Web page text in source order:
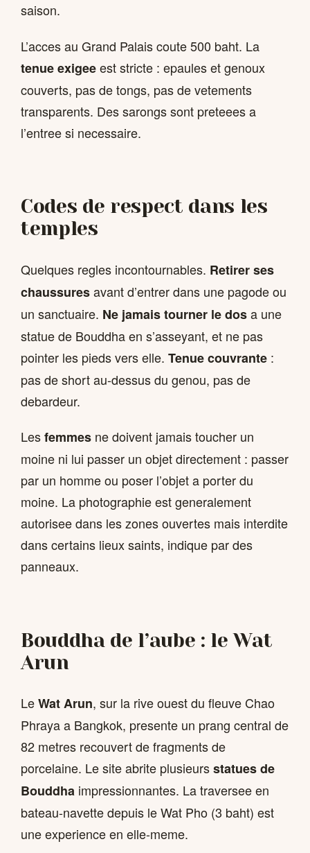
saison.
L’acces au Grand Palais coute 500 baht. La
tenue exigeeest stricte : epaules et genoux
couverts, pas de tongs, pas de vetements
transparents. Des sarongs sont preteees a
l’entree si necessaire.
Codes de respect dans les
temples
Quelques regles incontournables. Retirer ses
chaussuresavant d’entrer dans une pagode ou
un sanctuaire. Ne jamais tourner le dosa une
statue de Bouddha en s’asseyant, et ne pas
pointer les pieds vers elle. Tenue couvrante :
pas de short au-dessus du genou, pas de
debardeur.
Lesfemmes ne doivent jamais toucher un
moine ni lui passer un objet directement : passer
par un homme ou poser l’objet a porter du
moine. La photographie est generalement
autorisee dans les zones ouvertes mais interdite
dans certains lieux saints, indique par des
panneaux.
Bouddha de l’aube : le Wat
Arun
LeWat Arun, sur la rive ouest du fleuve Chao
Phraya a Bangkok, presente un prang central de
82 metres recouvert de fragments de
porcelaine. Le site abrite plusieursstatues de
Bouddha impressionnantes. La traversee en
bateau-navette depuis le Wat Pho (3 baht) est
une experience en elle-meme.